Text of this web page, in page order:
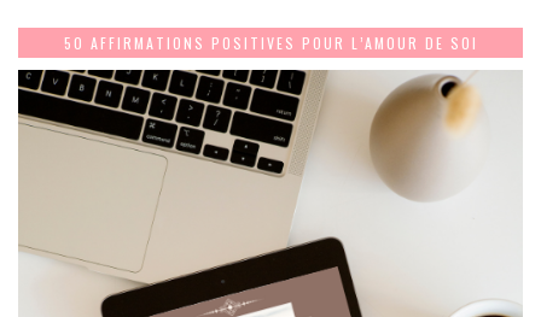
50 AFFIRMATIONS POSITIVES POUR L’AMOUR DE SOI